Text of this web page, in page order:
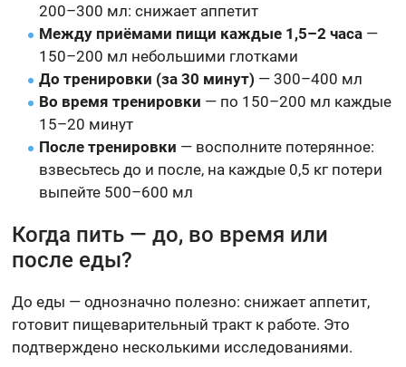
200–300 мл: снижает аппетит
Между приёмами пищи каждые 1,5–2 часа —
150–200 мл небольшими глотками
До тренировки (за 30 минут) — 300–400 мл
Во время тренировки — по 150–200 мл каждые
15–20 минут
После тренировки — восполните потерянное:
взвесьтесь до и после, на каждые 0,5 кг потери
выпейте 500–600 мл
Когда пить — до, во время или
после еды?
До еды — однозначно полезно: снижает аппетит,
готовит пищеварительный тракт к работе. Это
подтверждено несколькими исследованиями.